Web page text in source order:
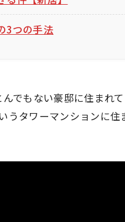
3つの手法
んでもない豪邸に住まれ
うタワーマンションに住